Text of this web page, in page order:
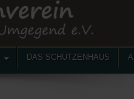
DAS SCHÜTZENHAUS